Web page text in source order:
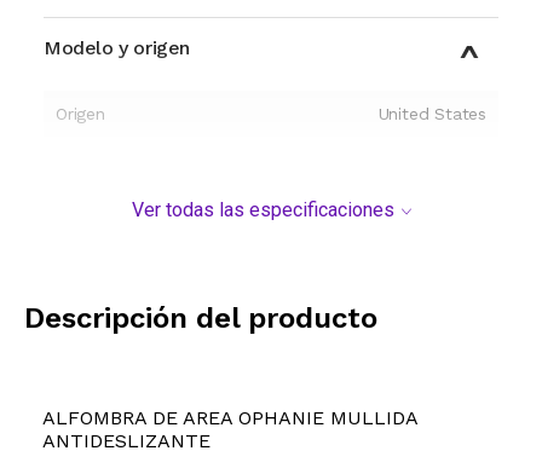
Modelo y origen
Origen United States
Ver todas las especificaciones
Descripción del producto
ALFOMBRA DE AREA OPHANIE MULLIDA
ANTIDESLIZANTE